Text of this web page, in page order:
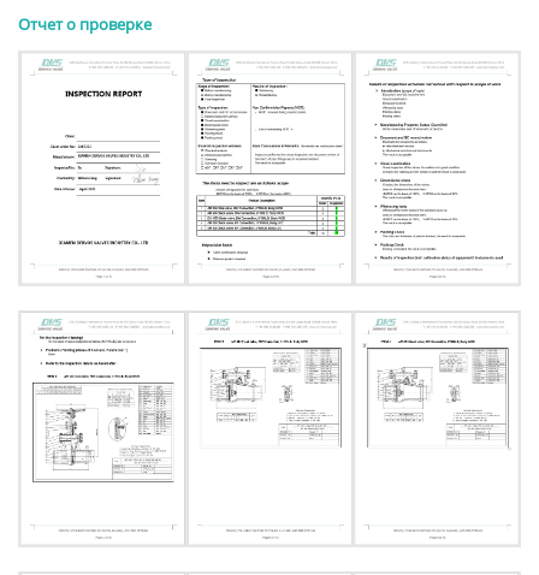
Отчет о проверке